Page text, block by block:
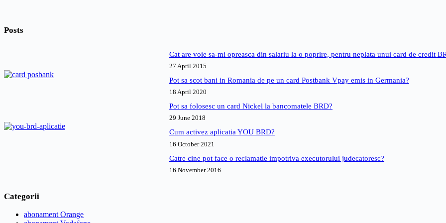
Posts
Cat are voie sa-mi opreasca din salariu la o poprire, pentru neplata unui card de credit
27 April 2015
Pot sa scot bani in Romania de pe un card Postbank Vpay emis in Germania?
18 April 2020
Pot sa folosesc un card Nickel la bancomatele BRD?
29 June 2018
Cum activez aplicatia YOU BRD?
16 October 2021
Catre cine pot face o reclamatie impotriva executorului judecatoresc?
16 November 2016
Categorii
abonament Orange